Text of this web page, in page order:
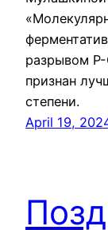
разрывом Р-
признан
степени.
April 19,